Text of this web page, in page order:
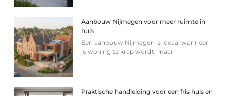
Aanbouw Nijmegen voor meer ruimte in
huis
Een aanbouw Nijmegen is ideaal wanneer
je woning te krap wordt, maar
Praktische handleiding voor een fris huis en